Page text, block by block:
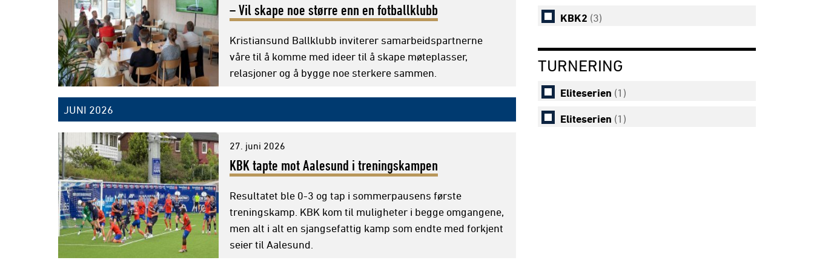
– Vil skape noe større enn en fotballklubb
Kristiansund Ballklubb inviterer samarbeidspartnerne
våre til å komme med ideer til å skape møteplasser,
relasjoner og å bygge noe sterkere sammen.
JUNI 2026
27. juni 2026
KBK tapte mot Aalesund i treningskampen
Resultatet ble 0-3 og tap i sommerpausens første
treningskamp. KBK kom til muligheter i begge omgangene,
men alt i alt en sjangsefattig kamp som endte med forkjent
seier til Aalesund.
KBK2 (3)
TURNERING
Eliteserien (1)
Eliteserien (1)